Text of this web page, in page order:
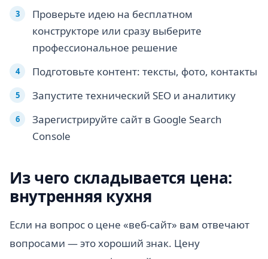
Проверьте идею на бесплатном
конструкторе или сразу выберите
профессиональное решение
Подготовьте контент: тексты, фото, контакты
Запустите технический SEO и аналитику
Зарегистрируйте сайт в Google Search
Console
Из чего складывается цена:
внутренняя кухня
Если на вопрос о цене «веб-сайт» вам отвечают
вопросами — это хороший знак. Цену